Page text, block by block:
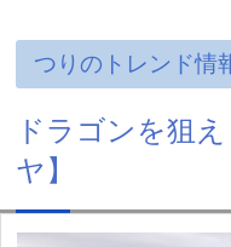
つりのトレンド情
ドラゴンを狙
ヤ】